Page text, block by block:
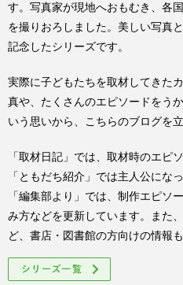
す。写真家が現地へおもむき、各
を撮りおろしました。美しい写真
記念したシリーズです。
実際に子どもたちを取材してきた
真や、たくさんのエピソードをう
いう思いから、こちらのブログを
「取材日記」では、取材時のエピ
「ともだち紹介」では主人公にな
「編集部より」では、制作エピソ
み方などを更新しています。また
ど、書店・図書館の方向けの情報